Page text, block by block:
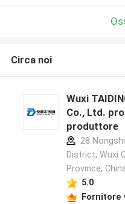
Circa noi
Wuxi
Co., Ltd.
produttore
28
District, Wuxi
Province,
5.0
Fornitore